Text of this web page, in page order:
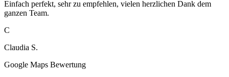
Einfach perfekt, sehr zu empfehlen, vielen herzlichen Dank dem
ganzen Team.
C
Claudia S.
Google Maps Bewertung